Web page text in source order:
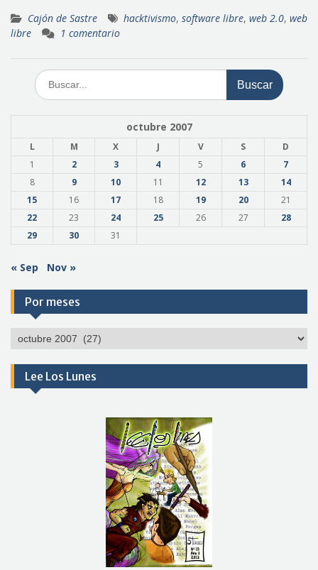
Cajón de Sastre hacktivismo, software libre, web 2.0, web
libre
1 comentario
Buscar:
octubre 2007
L M X J V S
D
1
2 3 4 5 6
7
8
9 10 11 12 13
14
15
16 17 18 19 20
21
22
23 24 25 26 27
28
29
30 31
« Sep Nov »
Por meses
Por
Lee Los Lunes